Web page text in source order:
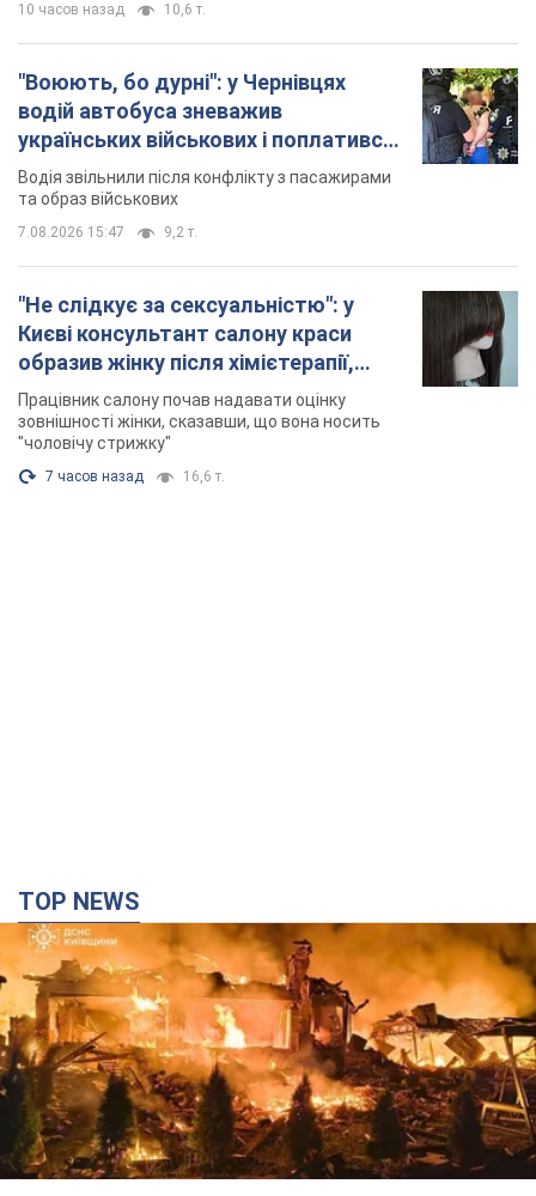
10 часов назад 10,6 т.
"Воюють, бо дурні": у Чернівцях
водій автобуса зневажив
українських військових і поплатився.
Відео
Водія звільнили після конфлікту з пасажирами
та образ військових
7.08.2026 15:47 9,2 т.
"Не слідкує за сексуальністю": у
Києві консультант салону краси
образив жінку після хімієтерапії,
розгорівся скандал. Фото
Працівник салону почав надавати оцінку
зовнішності жінки, сказавши, що вона носить
"чоловічу стрижку"
7 часов назад 16,6 т.
TOP NEWS